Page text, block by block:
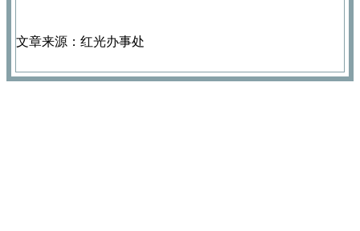
文章来源：红光办事处